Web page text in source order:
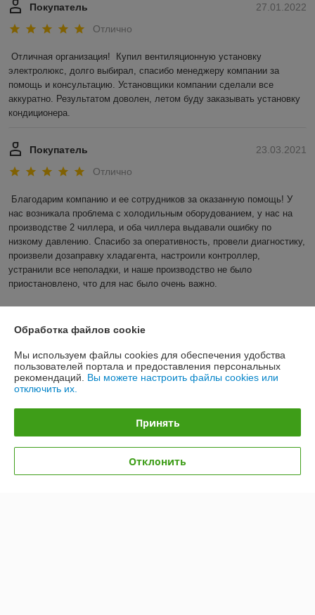
27.01.2022
Покупатель
Отлично
Отличная организация!  Купил вентиляционную установку
электролюкс, долго выбирал, спасибо менеджеру компании за
помощь и консультацию. Установщики компании сделали все
аккуратно. Результатом доволен, летом буду заказывать установку
кондиционера.
23.03.2021
Покупатель
Отлично
Благодарим компанию и ее сотрудников за оказанную помощь! У
нас возникала проблема с холодильным оборудованием, у нас на
производстве 2 чиллера, и оба чиллера выдавали ошибку по
низкому давлению. Спасибо за оперативность, провели диагностику,
произвели дозаправку хладагента, настроили контроллер,
устранили все неполадки, и наше производство не было
приостановлено, что для нас было очень важно.
О нас
Контакты
Обработка файлов cookie
Мы используем файлы cookies для обеспечения удобства
пользователей портала и предоставления персональных
рекомендаций. Вы можете настроить файлы cookies или
отключить их.
Принять
Отклонить